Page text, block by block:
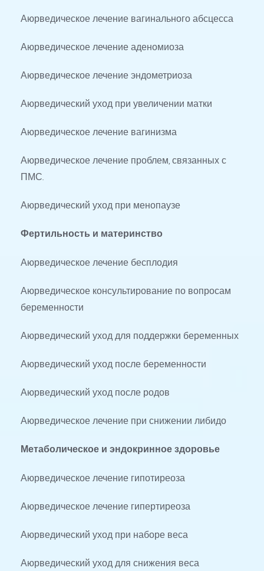
Аюрведическое лечение вагинального абсцесса
Аюрведическое лечение аденомиоза
Аюрведическое лечение эндометриоза
Аюрведический уход при увеличении матки
Аюрведическое лечение вагинизма
Аюрведическое лечение проблем, связанных с
ПМС.
Аюрведический уход при менопаузе
Фертильность и материнство
Аюрведическое лечение бесплодия
Аюрведическое консультирование по вопросам
беременности
Аюрведический уход для поддержки беременных
Аюрведический уход после беременности
Аюрведический уход после родов
Аюрведическое лечение при снижении либидо
Метаболическое и эндокринное здоровье
Аюрведическое лечение гипотиреоза
Аюрведическое лечение гипертиреоза
Аюрведический уход при наборе веса
Аюрведический уход для снижения веса